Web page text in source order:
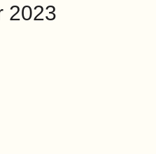
2023